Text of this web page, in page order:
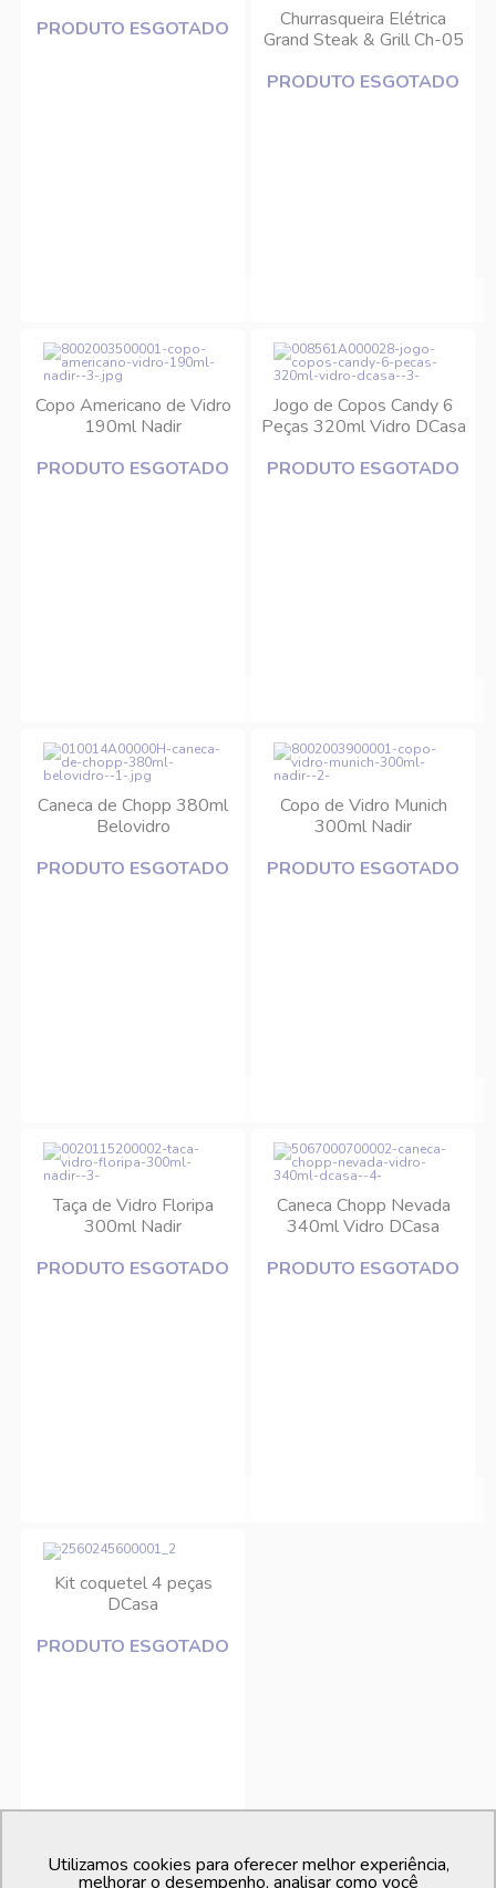
PRODUTO ESGOTADO
Churrasqueira Elétrica
Grand Steak & Grill Ch-05
PRODUTO ESGOTADO
Copo Americano de Vidro
190ml Nadir
PRODUTO ESGOTADO
Jogo de Copos Candy 6
Peças 320ml Vidro DCasa
PRODUTO ESGOTADO
Caneca de Chopp 380ml
Belovidro
PRODUTO ESGOTADO
Copo de Vidro Munich
300ml Nadir
PRODUTO ESGOTADO
Taça de Vidro Floripa
300ml Nadir
PRODUTO ESGOTADO
Caneca Chopp Nevada
340ml Vidro DCasa
PRODUTO ESGOTADO
Kit coquetel 4 peças
DCasa
PRODUTO ESGOTADO
Utilizamos cookies para oferecer melhor experiência,
melhorar o desempenho, analisar como você